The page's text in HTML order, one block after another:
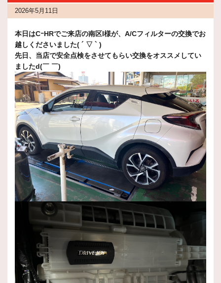
2026年5月11日
本日はCｰHRでご来店の南区I様が、A/Cフィルターの交換でお
越しくださいました( ´ ▽ ` )
先日、当店で安全点検をさせてもらい交換をオススメしてい
ましたd(￣ ￣)